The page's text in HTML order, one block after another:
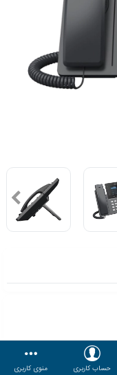
حساب کاربری منوی کاربری